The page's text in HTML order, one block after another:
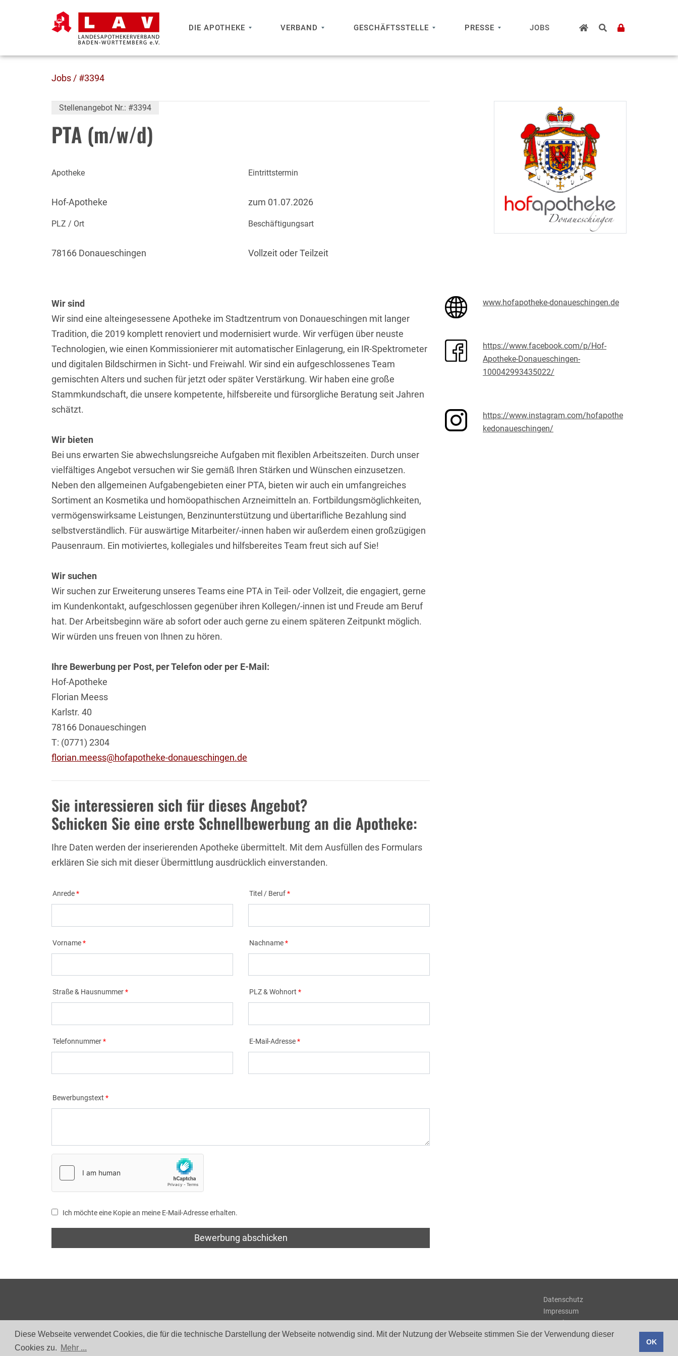
Diese Webseite verwendet Cookies, die für die technische Darstellung der Webseite notwendig sind. Mit der Nutzung der Webseite stimmen Sie der Verwendung dieser
Cookies zu. Mehr ...
OK
DIE APOTHEKE VERBAND GESCHÄFTSSTELLE PRESSE JOBS
Jobs / #3394
Stellenangebot Nr.: #3394
PTA (m/w/d)
Apotheke
Hof-Apotheke
PLZ / Ort
78166 Donaueschingen
Eintrittstermin
zum 01.07.2026
Beschäftigungsart
Vollzeit oder Teilzeit
Wir sind
Wir sind eine alteingesessene Apotheke im Stadtzentrum von Donaueschingen mit langer
Tradition, die 2019 komplett renoviert und modernisiert wurde. Wir verfügen über neuste
Technologien, wie einen Kommissionierer mit automatischer Einlagerung, ein IR-Spektrometer
und digitalen Bildschirmen in Sicht- und Freiwahl. Wir sind ein aufgeschlossenes Team
gemischten Alters und suchen für jetzt oder später Verstärkung. Wir haben eine große
Stammkundschaft, die unsere kompetente, hilfsbereite und fürsorgliche Beratung seit Jahren
schätzt.
Wir bieten
Bei uns erwarten Sie abwechslungsreiche Aufgaben mit flexiblen Arbeitszeiten. Durch unser
vielfältiges Angebot versuchen wir Sie gemäß Ihren Stärken und Wünschen einzusetzen.
Neben den allgemeinen Aufgabengebieten einer PTA, bieten wir auch ein umfangreiches
Sortiment an Kosmetika und homöopathischen Arzneimitteln an. Fortbildungsmöglichkeiten,
vermögenswirksame Leistungen, Benzinunterstützung und übertarifliche Bezahlung sind
selbstverständlich. Für auswärtige Mitarbeiter/-innen haben wir außerdem einen großzügigen
Pausenraum. Ein motiviertes, kollegiales und hilfsbereites Team freut sich auf Sie!
Wir suchen
Wir suchen zur Erweiterung unseres Teams eine PTA in Teil- oder Vollzeit, die engagiert, gerne
im Kundenkontakt, aufgeschlossen gegenüber ihren Kollegen/-innen ist und Freude am Beruf
hat. Der Arbeitsbeginn wäre ab sofort oder auch gerne zu einem späteren Zeitpunkt möglich.
Wir würden uns freuen von Ihnen zu hören.
Ihre Bewerbung per Post, per Telefon oder per E-Mail:
Hof-Apotheke
Florian Meess
Karlstr. 40
78166 Donaueschingen
T: (0771) 2304
florian.meess@hofapotheke-donaueschingen.de
Sie interessieren sich für dieses Angebot?
Schicken Sie eine erste Schnellbewerbung an die Apotheke:
Ihre Daten werden der inserierenden Apotheke übermittelt. Mit dem Ausfüllen des Formulars
erklären Sie sich mit dieser Übermittlung ausdrücklich einverstanden.
Anrede
Vorname
Straße & Hausnummer
Telefonnummer
Titel / Beruf
Nachname
PLZ & Wohnort
E-Mail-Adresse
Bewerbungstext
Ich möchte eine Kopie an meine E-Mail-Adresse erhalten.
Bewerbung abschicken
www.hofapotheke-donaueschingen.de
https://www.facebook.com/p/Hof-
Apotheke-Donaueschingen-
100042993435022/
https://www.instagram.com/hofapothe
kedonaueschingen/
Datenschutz
Impressum
Kontakt